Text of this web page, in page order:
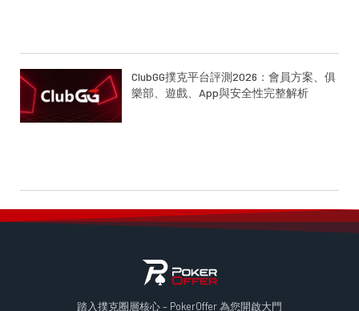
ClubGG撲克平台評測2026：會員方案、俱
樂部、遊戲、App與安全性完整解析
踏入撲克圈層核心 – PokerOffer 為您開啟大門